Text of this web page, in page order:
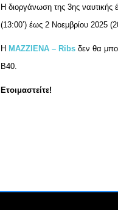
Η διοργάνωση της 3ης ναυτικής
(13:00’) έως 2 Νοεμβρίου 2025
Η ΜΑΖΖΙΕΝΑ – Ribs δεν θα
Β40.
Ετοιμαστείτε!